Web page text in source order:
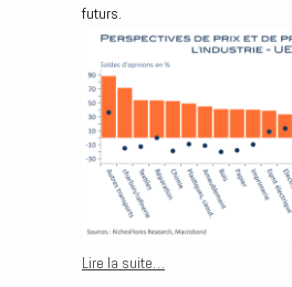
futurs.
Lire la suite…